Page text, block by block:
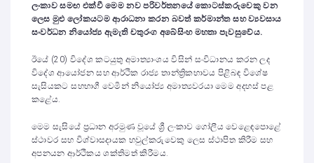
ලංකාව සමඟ එක්වී මෙම නව පරිවර්තනයේ කොටස්කරුවෙකු වන
ලෙස මුළු ලෝකයටම ආරාධනා කරන බවත් කර්මාන්ත සහ ව්‍යවසාය
සංවර්ධන නියෝජ්‍ය ඇමැති චතුරංග අබේසිංහ මහතා පැවසුවේය.
ඊයේ (20) විදේශ කටයුතු අමාත්‍යාංශය විසින් සංවිධානය කරන ලද
විදේශ ආයෝජන සහ ආර්ථික රාජ්‍ය තාන්ත්‍රිකභාවය පිළිබඳ විශේෂ
සැසියකට සහභාගී වෙමින් නියෝජ්‍ය අමාත්‍යවරයා මෙම අදහස් පළ
කළේය.
මෙම සැසියේ ප්‍රධාන අරමුණ වූයේ ශ්‍රී ලංකාව ගෝලීය වෙළෙඳපොළේ
ස්ථාවර සහ විශ්වාසදායක හවුල්කරුවෙකු ලෙස ස්ථාපිත කිරීම සහ
අපනයන ආර්ථිකය ශක්තිමත් කිරීමය.